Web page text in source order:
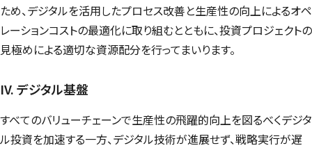
ため、デジタルを活用したプロセス改善と生産性の向上によるオペ
レーションコストの最適化に取り組むとともに、投資プロジェクトの
見極めによる適切な資源配分を行ってまいります。
IV. デジタル基盤
すべてのバリューチェーンで生産性の飛躍的向上を図るべくデジタ
ル投資を加速する一方、デジタル技術が進展せず、戦略実行が遅